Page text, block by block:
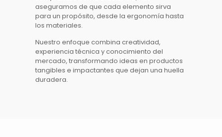
aseguramos de que cada elemento sirva
para un propósito, desde la ergonomía hasta
los materiales.
Nuestro enfoque combina creatividad,
experiencia técnica y conocimiento del
mercado, transformando ideas en productos
tangibles e impactantes que dejan una huella
duradera.